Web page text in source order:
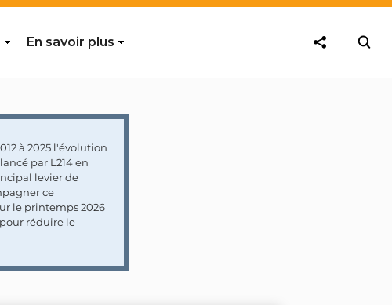
En savoir plus
à 2025 l'évolution
lancé par L214 en
levier de
ce
le printemps 2026
réduire le